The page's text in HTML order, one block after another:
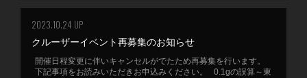
2023.10.24 UP
クルーザーイベント再募集のお知らせ
開催日程変更に伴いキャンセルがでたため再募集を行います。
下記事項をお読みいただきお申込みください。 0.1gの誤算～東